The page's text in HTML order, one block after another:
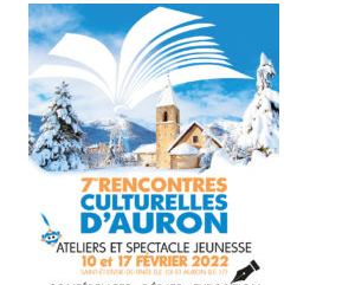
VISUEL RC 2022 DEF